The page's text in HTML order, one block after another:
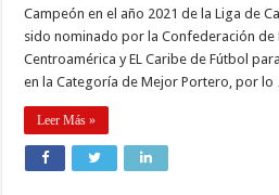
Campeón en el año 2021 de la Liga de
sido nominado por la Confederación de
Centroamérica y EL Caribe de Fútbol
en la Categoría de Mejor Portero, por lo
Leer Más »